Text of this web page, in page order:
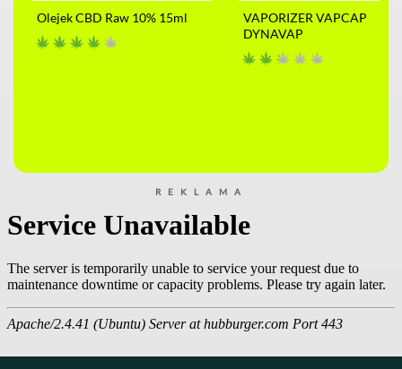
Olejek CBD Raw 10% 15ml
VAPORIZER VAPCAP
DYNAVAP
REKLAMA